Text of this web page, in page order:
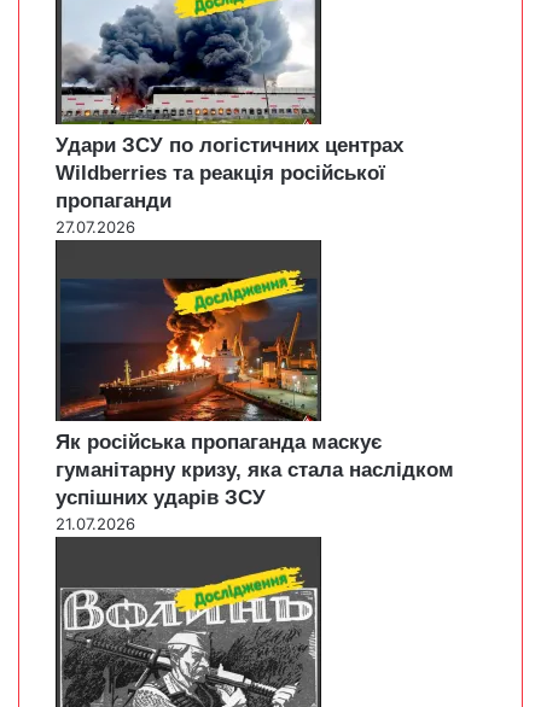
Удари ЗСУ по логістичних центрах
Wildberries та реакція російської
пропаганди
27.07.2026
Як російська пропаганда маскує
гуманітарну кризу, яка стала наслідком
успішних ударів ЗСУ
21.07.2026